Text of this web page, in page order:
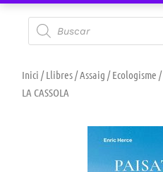
Inici /Llibres/Assaig /Ecologisme /
LA CASSOLA